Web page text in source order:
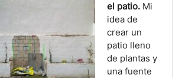
el patio. Mi
idea de
crear un
patio lleno
de plantas y
una fuente